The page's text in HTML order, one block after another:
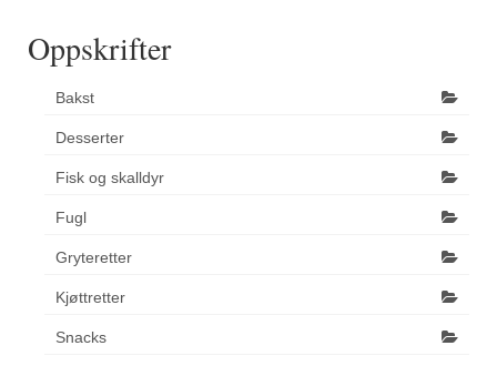
Oppskrifter
Bakst
Desserter
Fisk og skalldyr
Fugl
Gryteretter
Kjøttretter
Snacks